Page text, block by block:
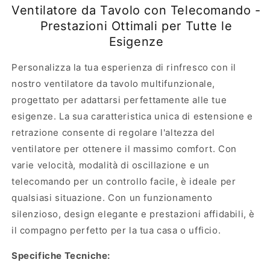
Ventilatore da Tavolo con Telecomando -
Prestazioni Ottimali per Tutte le
Esigenze
Personalizza la tua esperienza di rinfresco con il
nostro ventilatore da tavolo multifunzionale,
progettato per adattarsi perfettamente alle tue
esigenze. La sua caratteristica unica di estensione e
retrazione consente di regolare l'altezza del
ventilatore per ottenere il massimo comfort. Con
varie velocità, modalità di oscillazione e un
telecomando per un controllo facile, è ideale per
qualsiasi situazione. Con un funzionamento
silenzioso, design elegante e prestazioni affidabili, è
il compagno perfetto per la tua casa o ufficio.
Specifiche Tecniche: